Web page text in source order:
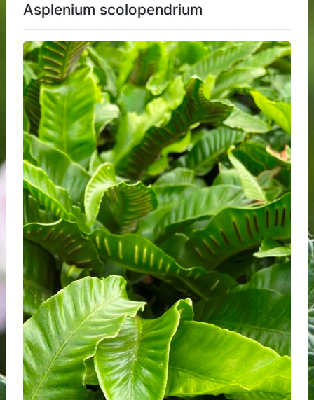
Asplenium scolopendrium